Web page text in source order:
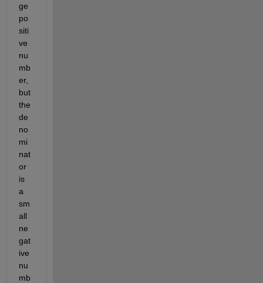
ge
po
siti
ve
nu
mb
er,
but
the
de
no
mi
nat
or
is
a
sm
all
ne
gat
ive
nu
mb